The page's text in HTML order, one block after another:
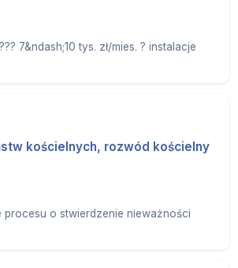
7&ndash;10 tys. zł/mies. ? instalacje
kościelnych, rozwód kościelny
o stwierdzenie nieważności